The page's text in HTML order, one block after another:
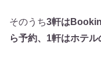
そのうち3軒は
ら予約、1軒はホテ